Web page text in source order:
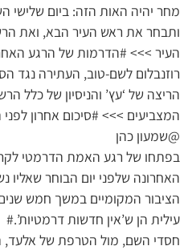
מחר יהיה האות הזה: ביום שלישי
ותבחר את ראש העיר הבא, ואת
העיר >>> #הדרמות של הרגע
רוזנבלום לשם-טוב, העתירה נגד
הריצה של ‘עץ’ והניסיון של כלל
המצביעים >>> #סיכום אחרון
@שמעון כהן
בפתחו של רגע האמת הדרמטי
האחרונה שלפני יום הבוחר שאליו
הציבור המקומיים במשך חמש
עילית הן ש’אין חדשות דרמטיות’.#
חסדי השם, מול הטרפת של אלעד,